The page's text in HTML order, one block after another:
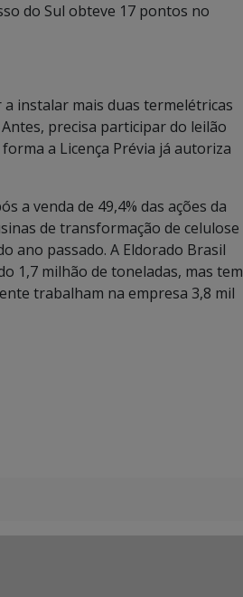
do Sul obteve 17 pontos no
instalar mais duas termelétricas
precisa participar do leilão
a Licença Prévia já autoriza
a venda de 49,4% das ações da
de transformação de celulose
ano passado. A Eldorado Brasil
1,7 milhão de toneladas, mas tem
trabalham na empresa 3,8 mil